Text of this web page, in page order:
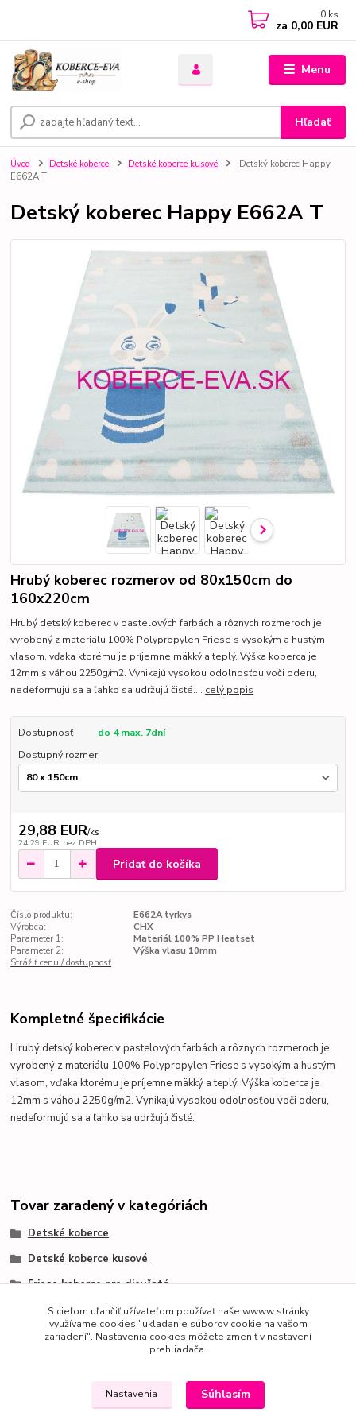
Menu
Hľadať
0 ks
za 0,00 EUR
Úvod Detské koberce Detské koberce kusové
Detský koberec Happy
E662A T
Detský koberec Happy E662A T
Hrubý koberec rozmerov od 80x150cm do
160x220cm
Hrubý detský koberec v pastelových farbách a rôznych rozmeroch je
vyrobený z materiálu 100% Polypropylen Friese s vysokým a hustým
vlasom, vďaka ktorému je príjemne mäkký a teplý. Výška koberca je
12mm s váhou 2250g/m2. Vynikajú vysokou odolnosťou voči oderu,
nedeformujú sa a ľahko sa udržujú čisté.... celý popis
Dostupnosť
do 4 max. 7dní
Dostupný rozmer
29,88 EUR/ks
24,29 EUR bez DPH
Pridať do košíka
Číslo produktu:
E662A tyrkys
Výrobca:
CHX
Parameter 1:
Materiál 100% PP Heatset
Parameter 2:
Výška vlasu 10mm
Strážiť cenu / dostupnosť
Kompletné špecifikácie
Hrubý detský koberec v pastelovýchfarbách a rôznych rozmeroch je
vyrobený z materiálu 100% Polypropylen Friese s vysokým a hustým
vlasom, vďaka ktorému je príjemne mäkký a teplý. Výška koberca je
12mm s váhou 2250g/m2. Vynikajú vysokou odolnosťou voči oderu,
nedeformujú sa a ľahko sa udržujú čisté.
Tovar zaradený v kategóriách
Detské koberce
Detské koberce kusové
Friese koberce pre dievčatá
Friese koberce pre chlapcov
S cieľom uľahčiť užívateľom používať naše wwww stránky
využívame cookies "ukladanie súborov cookie na vašom
zariadení". Nastavenia cookies môžete zmeniť v nastavení
prehliadača.
Nastavenia Súhlasím